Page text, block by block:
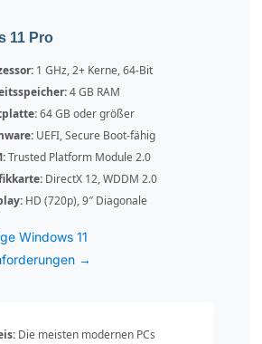
11 Pro
1 GHz, 2+ Kerne, 64-Bit
4 GB RAM
64 GB oder größer
UEFI, Secure Boot-fähig
Trusted Platform Module 2.0
DirectX 12, WDDM 2.0
HD (720p), 9″ Diagonale
Windows 11
→
Die meisten modernen PCs